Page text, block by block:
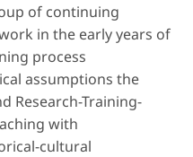
of continuing
in the early years of
process
assumptions the
Research-Training-
with
cultural